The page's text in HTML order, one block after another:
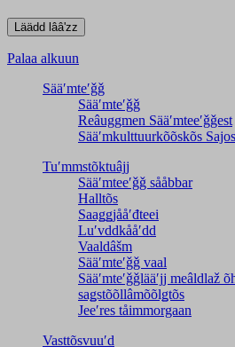
Palaa alkuun
Sääʹmteʹǧǧ
Sääʹmteʹǧǧ
Reâuggmen Sääʹmteeʹǧǧest
Sääʹmkulttuurkõõskõs Sajos
Tuʹmmstõktuâjj
Sääʹmteeʹǧǧ sååbbar
Halltõs
Saaǥǥjååʹđteei
Luʹvddkååʹdd
Vaaldâšm
Sääʹmteʹǧǧ vaal
Sääʹmteʹǧǧlääʹjj meâldlaž
saǥstõõllâmõõlǥtõs
Jeeʹres tåimmorgaan
Vasttõsvuuʹd